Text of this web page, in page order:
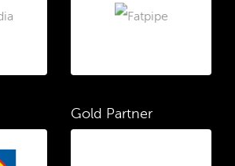
Gold Partner